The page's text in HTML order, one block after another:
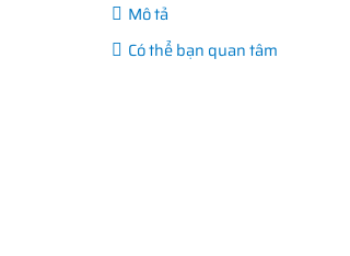
Mô tả
Có thể bạn quan tâm